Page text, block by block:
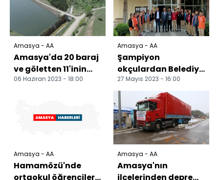
Amasya - AA
Amasya'da 20 baraj
ve göletten 11'inin
doluluk oranı yüzde
06 Haziran 2023 - 18:00
Amasya - AA
Şampiyon
okçulardan Belediye
Başkanı
Bayrakdar'a ziyaret
27 Mayıs 2023 - 16:00
Amasya - AA
Hamamözü'nde
ortaokul öğrencileri
Amasya - AA
Amasya'nın
ilçelerinden deprem